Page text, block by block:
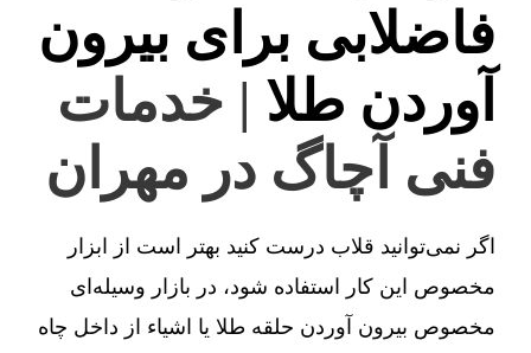
فاضلابی برای بیرون
آوردن طلا | خدمات
فنی آچاگ در مهران
اگر نمی‌توانید قلاب درست کنید بهتر است از ابزار
مخصوص این کار استفاده شود، در بازار وسیله‌ای
مخصوص بیرون آوردن حلقه طلا یا اشیاء از داخل چاه